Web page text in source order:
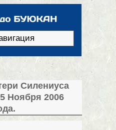
Силениуса
Ноября 2006